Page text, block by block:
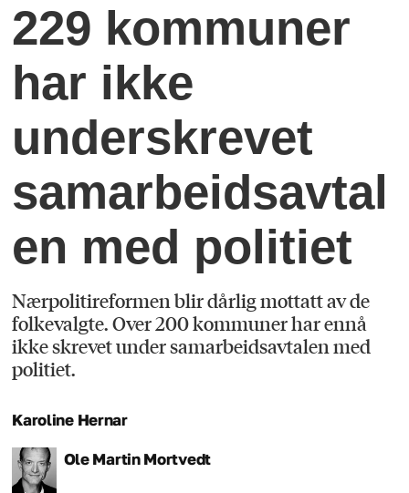
229 kommuner
har ikke
underskrevet
samarbeidsavtal
en med politiet
Nærpolitireformen blir dårlig mottatt av de
folkevalgte. Over 200 kommuner har ennå
ikke skrevet under samarbeidsavtalen med
politiet.
Karoline Hernar
Ole Martin Mortvedt